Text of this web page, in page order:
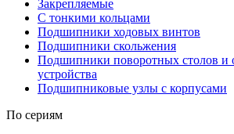
Закрепляемые
С тонкими кольцами
Подшипники ходовых винтов
Подшипники скольжения
Подшипники поворотных столов и
устройства
Подшипниковые узлы с корпусами
По сериям